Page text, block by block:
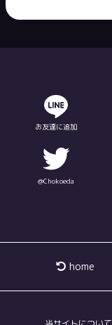
お友達に追加
@Chokoeda
home